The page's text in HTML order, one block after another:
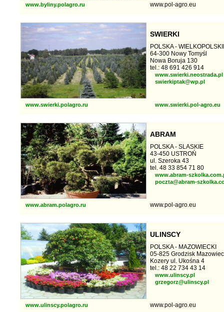
www.byliny.polagro.ru www.pol-agro.eu
SWIERKI
POLSKA -
64-300 Nowy Tomyśl
Nowa Boruja 130
tel.: 48 691 426 914
www.swierki.neostrada.pl
swierkiptak@wp.pl
www.swierki.polagro.ru www.swierki.pol-agro.eu
ABRAM
POLSKA - SLASKIE
43-450 USTROŃ
ul. Szeroka 43
tel. 48 33 854 71 80
www.abram-
poczta@abram-
www.abram.polagro.ru www.pol-agro.eu
ULINSCY
POLSKA - MAZOWIECKI
05-825 Grodzisk
Kozery ul. Ukośna 4
tel.: 48 22 734 43 14
www.ulinscy.pl
grzegorz@ulinscy.pl
www.ulinscy.polagro.ru www.pol-agro.eu